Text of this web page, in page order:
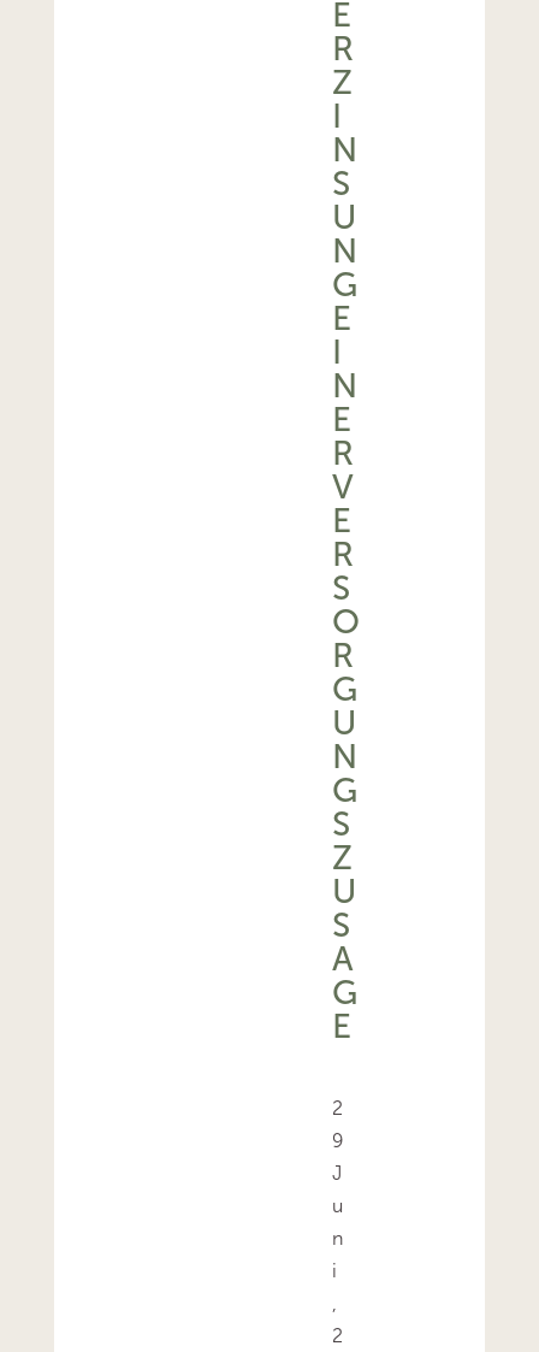
E
R
Z
I
N
S
U
N
G
E
I
N
E
R
V
E
R
S
O
R
G
U
N
G
S
Z
U
S
A
G
E
2
9
J
u
n
i
,
2